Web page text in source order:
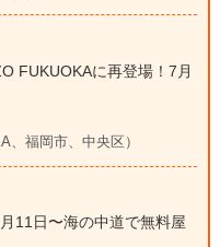
FUKUOKAに再登場！7月
福岡市、中央区）
11日〜海の中道で無料屋